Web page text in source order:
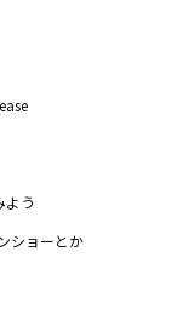
よう
ショーとか